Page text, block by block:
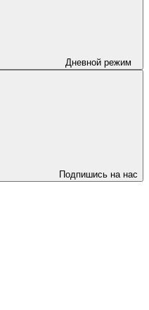
Дневной режим
Подпишись на нас